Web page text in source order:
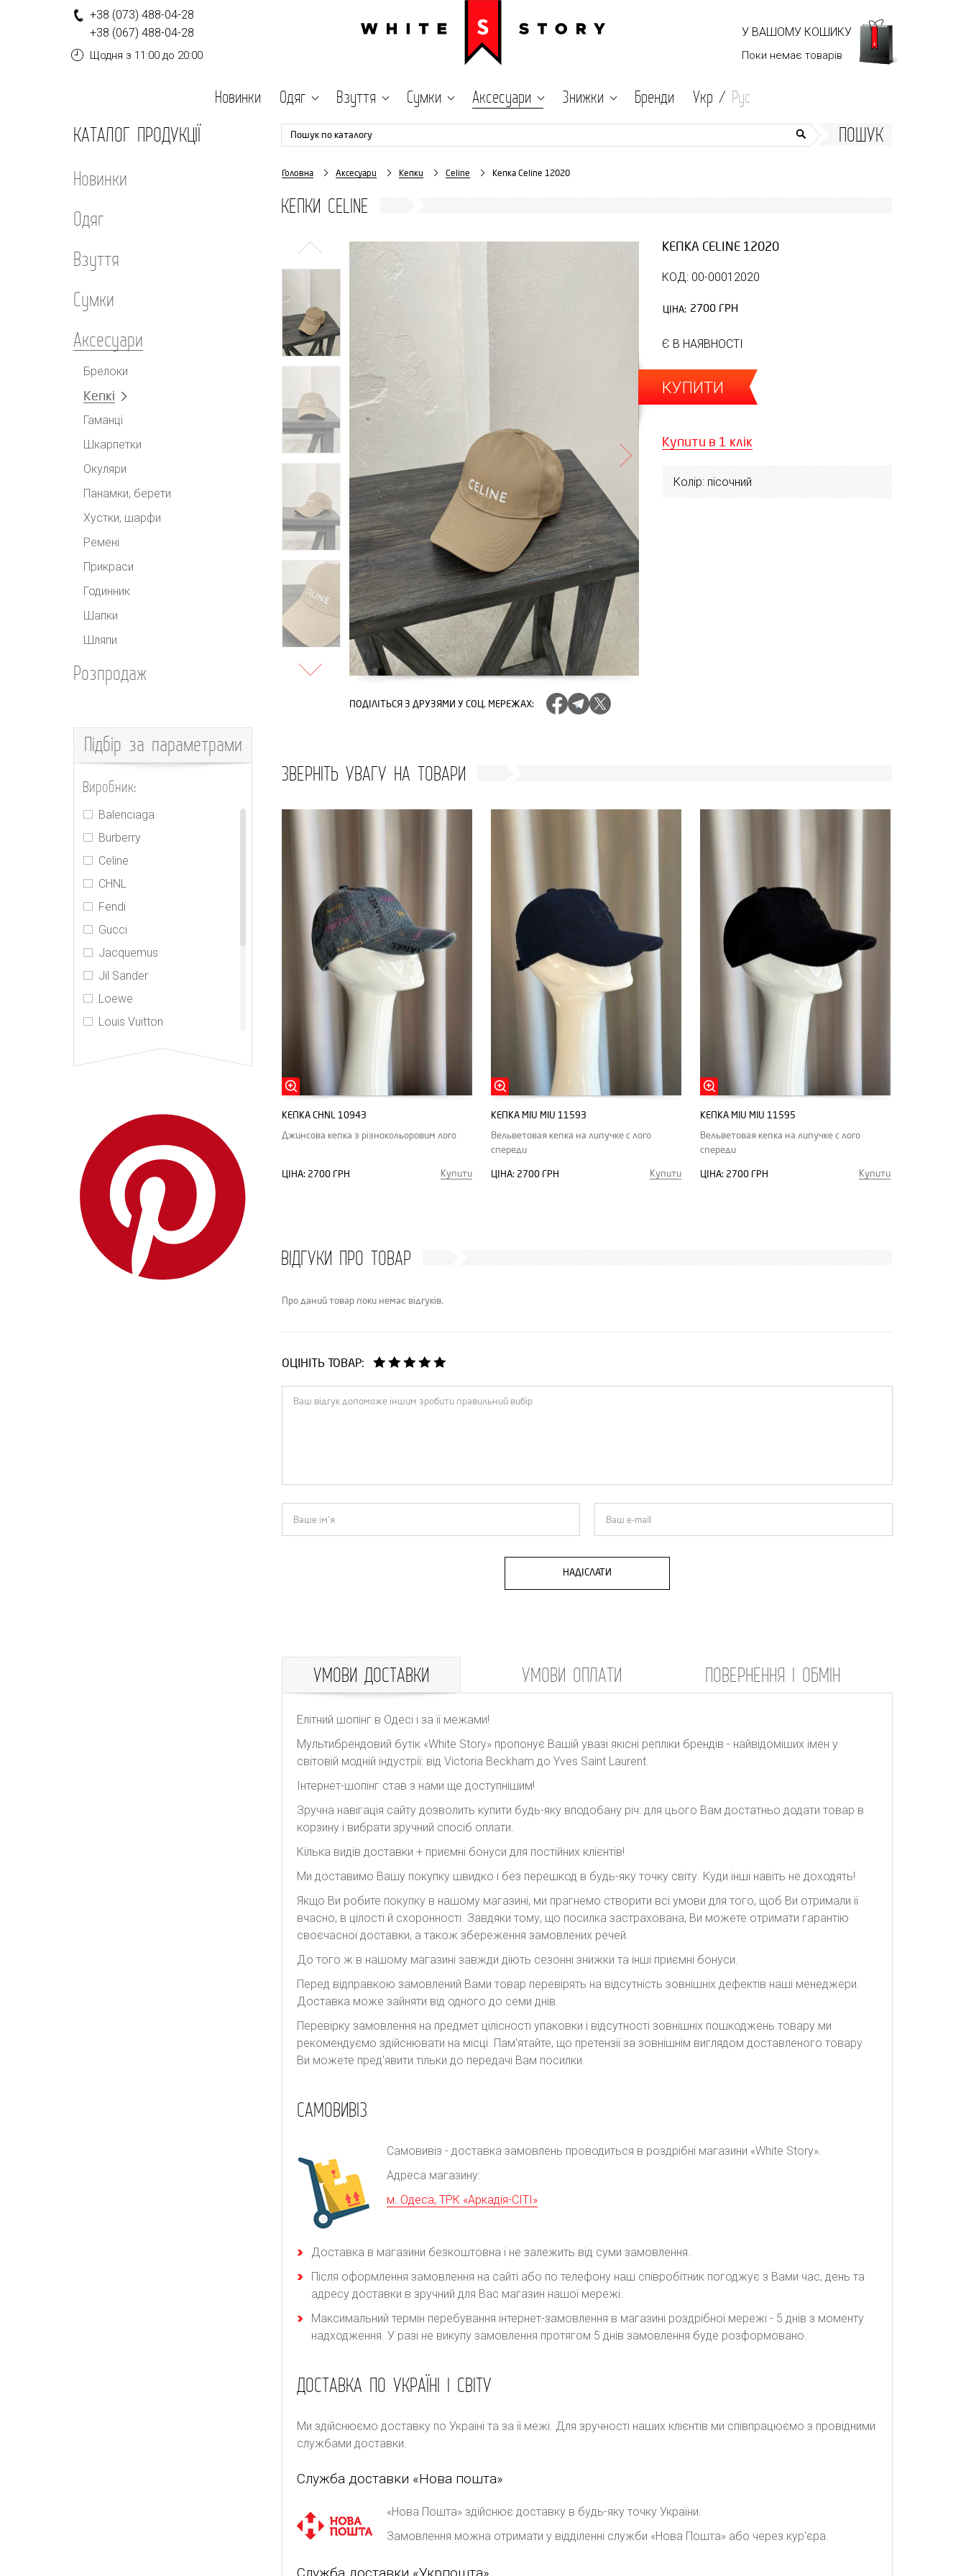
+38 (073) 488-04-28
+38 (067) 488-04-28
Щодня з 11:00 до 20:00
У ВАШОМУ КОШИКУ
Поки немає товарів
Новинки Одяг Взуття Сумки Аксесуари Знижки Бренди Укр / Рус
КАТАЛОГ ПРОДУКЦІЇ
Новинки
Одяг
Взуття
Сумки
Аксесуари
Брелоки
Кепкі
Гаманці
Шкарпетки
Окуляри
Панамки, берети
Хустки, шарфи
Ремені
Прикраси
Годинник
Шапки
Шляпи
Розпродаж
Підбірза параметрами
Виробник:
Balenciaga
Burberry
Celine
CHNL
Fendi
Gucci
Jacquemus
Jil Sander
Loewe
Louis Vuitton
SMFK
Yves Saint Laurent
Пошук по каталогу ПОШУК
Головна Аксесуари Кепки Celine Кепка Celine 12020
КЕПКИ CELINE
ПОДІЛІТЬСЯ З ДРУЗЯМИ У СОЦ. МЕРЕЖАХ:
КЕПКА CELINE 12020
КОД: 00-00012020
ЦІНА: 2700 ГРН
Є В НАЯВНОСТІ
КУПИТИ
Купити в 1 клік
Колір: пісочний
ЗВЕРНІТЬ УВАГУ НА ТОВАРИ
КЕПКА CHNL 10943
Джинсова кепка з різнокольоровим лого
ЦІНА: 2700 ГРН Купити
КЕПКА MIU MIU 11593
Вельветовая кепка на липучке с лого
спереди
ЦІНА: 2700 ГРН Купити
КЕПКА MIU MIU 11595
Вельветовая кепка на липучке с лого
спереди
ЦІНА: 2700 ГРН Купити
ВІДГУКИ ПРО ТОВАР
Про даний товар поки немає відгуків.
ОЦІНІТЬ ТОВАР:
НАДІСЛАТИ
УМОВИ ДОСТАВКИ УМОВИ ОПЛАТИ ПОВЕРНЕННЯ І ОБМІН
Елітний шопінг в Одесі і за її межами!
Мультибрендовий бутік «White Story» пропонує Вашій увазі якісні репліки брендів - найвідоміших імен у
світовій модній індустрії: від Victoria Beckham до Yves Saint Laurent.
Інтернет-шопінг став з нами ще доступнішим!
Зручна навігація сайту дозволить купити будь-яку вподобану річ: для цього Вам достатньо додати товар в
корзину і вибрати зручний спосіб оплати.
Кілька видів доставки + приємні бонуси для постійних клієнтів!
Ми доставимо Вашу покупку швидко і без перешкод в будь-яку точку світу. Куди інші навіть не доходять!
Якщо Ви робите покупку в нашому магазині, ми прагнемо створити всі умови для того, щоб Ви отримали її
вчасно, в цілості й схоронності. Завдяки тому, що посилка застрахована, Ви можете отримати гарантію
своєчасної доставки, а також збереження замовлених речей.
До того ж в нашому магазині завжди діють сезонні знижки та інші приємні бонуси.
Перед відправкою замовлений Вами товар перевірять на відсутність зовнішніх дефектів наші менеджери.
Доставка може зайняти від одного до семи днів.
Перевірку замовлення на предмет цілісності упаковки і відсутності зовнішніх пошкоджень товару ми
рекомендуємо здійснювати на місці. Пам'ятайте, що претензії за зовнішнім виглядом доставленого товару
Ви можете пред'явити тільки до передачі Вам посилки.
САМОВИВІЗ
Самовивіз - доставка замовлень проводиться в роздрібні магазини «White Story».
Адреса магазину:
м. Одеса, ТРК «Аркадія-СІТІ»
Доставка в магазини безкоштовна і не залежить від суми замовлення.
Після оформлення замовлення на сайті або по телефону наш співробітник погоджує з Вами час, день та
адресу доставки в зручний для Вас магазин нашої мережі.
Максимальний термін перебування інтернет-замовлення в магазині роздрібної мережі - 5 днів з моменту
надходження. У разі не викупу замовлення протягом 5 днів замовлення буде розформовано.
ДОСТАВКА ПО УКРАЇНІ І СВІТУ
Ми здійснюємо доставку по Україні та за її межі. Для зручності наших клієнтів ми співпрацюємо з провідними
службами доставки.
Служба доставки «Нова пошта»
«Нова Пошта» здійснює доставку в будь-яку точку України.
Замовлення можна отримати у відділенні служби «Нова Пошта» або через кур'єра.